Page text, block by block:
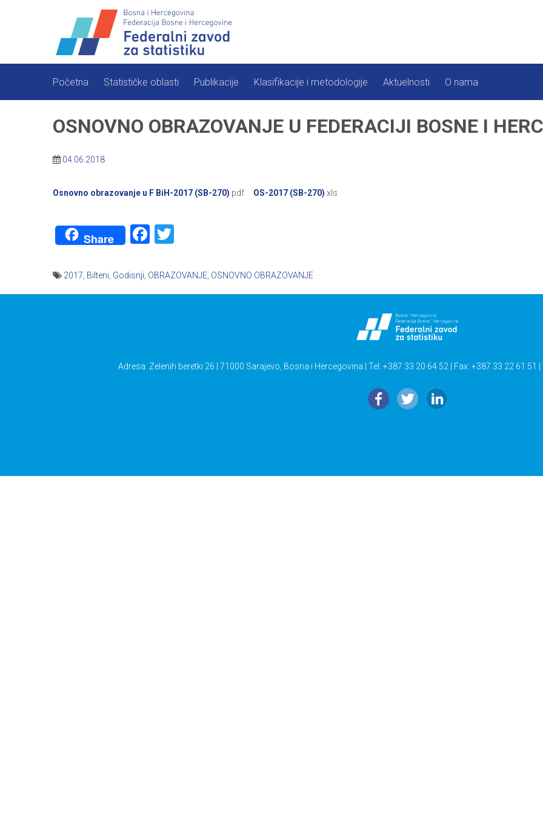
Početna Statističke oblasti Publikacije Klasifikacije i metodologije Aktuelnosti O nama
OSNOVNO OBRAZOVANJE U FEDERACIJI BOSNE I
04.06.2018
Osnovno obrazovanje u F BiH-2017 (SB-270) pdf OS-2017 (SB-270) xls
Share Facebook
2017 Bilteni Godisnji OBRAZOVANJE OSNOVNO OBRAZOVANJE
Adresa: Zelenih beretki 26 | 71000 Sarajevo, Bosna i Hercegovina | Tel: +387 33 20 64 52 | Fax: +387 33 22 61 51 |